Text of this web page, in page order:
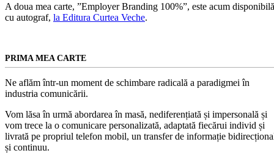
A doua mea carte, ”Employer Branding 100%”, este acum
cu autograf, la Editura Curtea Veche.
PRIMA MEA CARTE
Ne aflăm într-un moment de schimbare radicală a paradigmei în
industria comunicării.
Vom lăsa în urmă abordarea în masă, nediferențiată și impersonală și
vom trece la o comunicare personalizată, adaptată fiecărui individ și
livrată pe propriul telefon mobil, un transfer de informație
și continuu.